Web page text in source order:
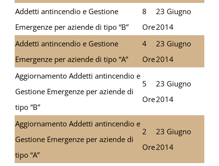
Addetti antincendio e Gestione
Emergenze per aziende di tipo “B”
8
Ore
23 Giugno
2014
Addetti antincendio e Gestione
Emergenze per aziende di tipo “A”
4
Ore
23 Giugno
2014
Aggiornamento Addetti antincendio e
Gestione Emergenze per aziende di
tipo “B”
5
Ore
23 Giugno
2014
Aggiornamento Addetti antincendio e
Gestione Emergenze per aziende di
tipo “A”
2
Ore
23 Giugno
2014